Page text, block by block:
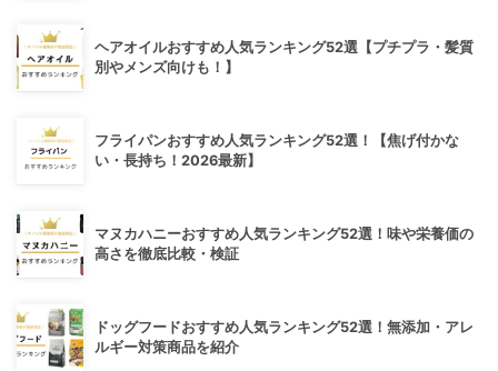
ヘアオイルおすすめ人気ランキング52選【プチプラ・髪質
別やメンズ向けも！】
フライパンおすすめ人気ランキング52選！【焦げ付かな
い・長持ち！2026最新】
マヌカハニーおすすめ人気ランキング52選！味や栄養価の
高さを徹底比較・検証
ドッグフードおすすめ人気ランキング52選！無添加・アレ
ルギー対策商品を紹介